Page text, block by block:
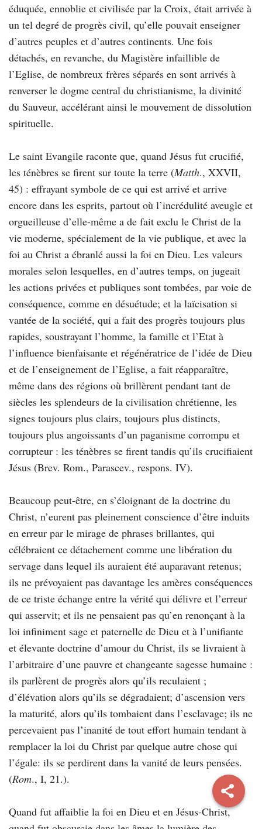
éduquée, ennoblie et civilisée par la Croix, était arrivée à
un tel degré de progrès civil, qu’elle pouvait enseigner
d’autres peuples et d’autres continents. Une fois
détachés, en revanche, du Magistère infaillible de
l’Eglise, de nombreux frères séparés en sont arrivés à
renverser le dogme central du christianisme, la divinité
du Sauveur, accélérant ainsi le mouvement de dissolution
spirituelle.
Le saint Evangile raconte que, quand Jésus fut crucifié,
les ténèbres se firent sur toute la terre (Matth., XXVII,
45) : effrayant symbole de ce qui est arrivé et arrive
encore dans les esprits, partout où l’incrédulité aveugle et
orgueilleuse d’elle-même a de fait exclu le Christ de la
vie moderne, spécialement de la vie publique, et avec la
foi au Christ a ébranlé aussi la foi en Dieu. Les valeurs
morales selon lesquelles, en d’autres temps, on jugeait
les actions privées et publiques sont tombées, par voie de
conséquence, comme en désuétude; et la laïcisation si
vantée de la société, qui a fait des progrès toujours plus
rapides, soustrayant l’homme, la famille et l’Etat à
l’influence bienfaisante et régénératrice de l’idée de Dieu
et de l’enseignement de l’Eglise, a fait réapparaître,
même dans des régions où brillèrent pendant tant de
siècles les splendeurs de la civilisation chrétienne, les
signes toujours plus clairs, toujours plus distincts,
toujours plus angoissants d’un paganisme corrompu et
corrupteur : les ténèbres se firent tandis qu’ils crucifiaient
Jésus (Brev. Rom., Parascev., respons. IV).
Beaucoup peut-être, en s’éloignant de la doctrine du
Christ, n’eurent pas pleinement conscience d’être induits
en erreur par le mirage de phrases brillantes, qui
célébraient ce détachement comme une libération du
servage dans lequel ils auraient été auparavant retenus;
ils ne prévoyaient pas davantage les amères conséquences
de ce triste échange entre la vérité qui délivre et l’erreur
qui asservit; et ils ne pensaient pas qu’en renonçant à la
loi infiniment sage et paternelle de Dieu et à l’unifiante
et élevante doctrine d’amour du Christ, ils se livraient à
l’arbitraire d’une pauvre et changeante sagesse humaine :
ils parlèrent de progrès alors qu’ils reculaient ;
d’élévation alors qu’ils se dégradaient; d’ascension vers
la maturité, alors qu’ils tombaient dans l’esclavage; ils ne
percevaient pas l’inanité de tout effort humain tendant à
remplacer la loi du Christ par quelque autre chose qui
l’égale: ils se perdirent dans la vanité de leurs pensées.
(Rom., I, 21.).
Quand fut affaiblie la foi en Dieu et en Jésus-Christ,